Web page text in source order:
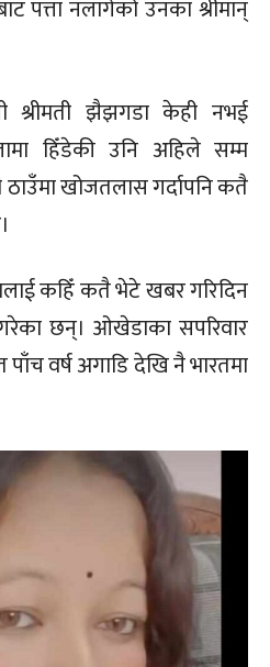
पत्ता नलागेको उनका श्रीमान्
श्रीमती झैझगडा केही नभई
हिँडेकी उनि अहिले सम्म
खोजतलास गर्दापनि कतै
कहिँ कतै भेटे खबर गरिदिन
छन्। ओखेडाका सपरिवार
वर्ष अगाडि देखि नै भारतमा